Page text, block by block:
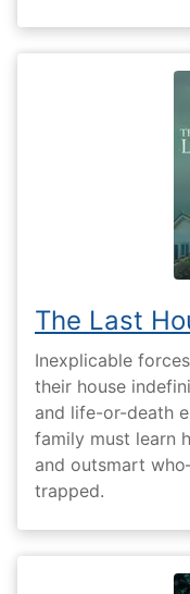
The Last
Inexplicable
their house
and life-or-death
family must learn
and outsmart
trapped.